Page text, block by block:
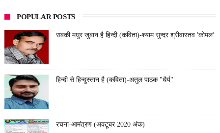
POPULAR POSTS
सबकी मधुर जुबान है हिन्दी (कविता)-श्याम सुन्दर श्रीवास्तव 'कोमल'
हिन्दी से हिन्दुस्तान है (कविता)-अतुल पाठक "धैर्य"
रचना-आमंत्रण (अक्टूबर 2020 अंक)